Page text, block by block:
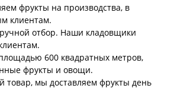
фрукты на производства, в
клиентам.
отбор. Наши кладовщики
600 квадратных метров,
фрукты и овощи.
товар, мы доставляем фрукты день